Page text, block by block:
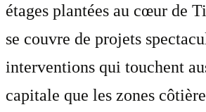
étages plantées au cœur de
se couvre de projets
interventions qui touchent
capitale que les zones